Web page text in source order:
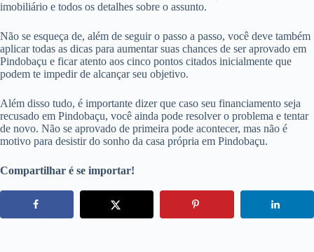
imobiliário e todos os detalhes sobre o assunto.
Não se esqueça de, além de seguir o passo a passo, você deve também
aplicar todas as dicas para aumentar suas chances de ser aprovado em
Pindobaçu e ficar atento aos cinco pontos citados inicialmente que
podem te impedir de alcançar seu objetivo.
Além disso tudo, é importante dizer que caso seu financiamento seja
recusado em Pindobaçu, você ainda pode resolver o problema e tentar
de novo. Não se aprovado de primeira pode acontecer, mas não é
motivo para desistir do sonho da casa própria em Pindobaçu.
Compartilhar é se importar!